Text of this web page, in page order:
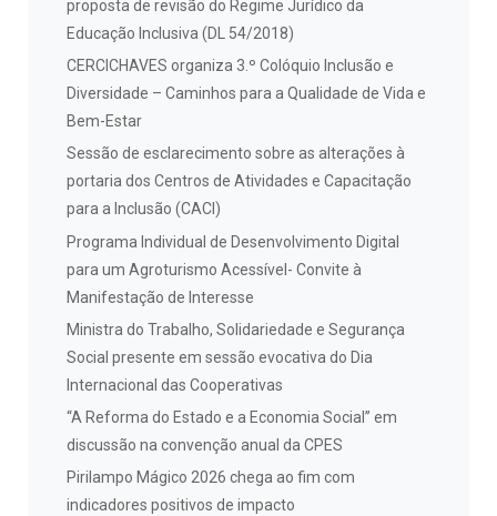
proposta de revisão do Regime Jurídico da
Educação Inclusiva (DL 54/2018)
CERCICHAVES organiza 3.º Colóquio Inclusão e
Diversidade – Caminhos para a Qualidade de Vida e
Bem-Estar
Sessão de esclarecimento sobre as alterações à
portaria dos Centros de Atividades e Capacitação
para a Inclusão (CACI)
Programa Individual de Desenvolvimento Digital
para um Agroturismo Acessível- Convite à
Manifestação de Interesse
Ministra do Trabalho, Solidariedade e Segurança
Social presente em sessão evocativa do Dia
Internacional das Cooperativas
“A Reforma do Estado e a Economia Social” em
discussão na convenção anual da CPES
Pirilampo Mágico 2026 chega ao fim com
indicadores positivos de impacto